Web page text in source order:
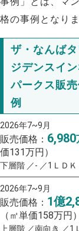
格の事例となりま
ザ・なんば
ジデンスイ
パークス販
例
2026年7~9月
販売価格： 6,980
価131万円）
下層階 ／- ／1ＬＤＫ
2026年7~9月
販売価格： 1億
（㎡単価158万円）
上層階 ／南向き ／1